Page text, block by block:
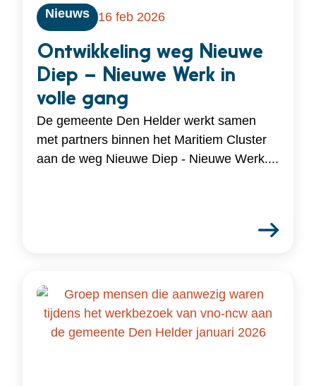
Nieuws 16 feb 2026
Ontwikkeling weg Nieuwe
Diep – Nieuwe Werk in
volle gang
De gemeente Den Helder werkt samen
met partners binnen het Maritiem Cluster
aan de weg Nieuwe Diep - Nieuwe Werk....